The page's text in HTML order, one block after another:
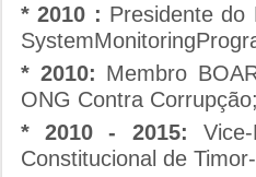
* 2010 : Presidente do
* 2010: Membro
ONG Contra Corrupção;
* 2010 - 2015:
Constitucional de